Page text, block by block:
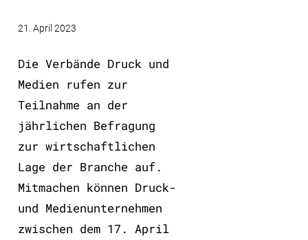
21. April 2023
Die Verbände Druck und
Medien rufen zur
Teilnahme an der
jährlichen Befragung
zur wirtschaftlichen
Lage der Branche auf.
Mitmachen können Druck-
und Medienunternehmen
zwischen dem 17. April